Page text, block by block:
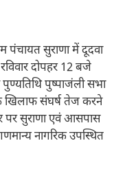
पंचायत सुराणा में दूदवा
दोपहर 12 बजे
पुण्यतिथि पुष्पाजंली सभा
संघर्ष तेज करने
सुराणा एवं आसपास
नागरिक उपस्थित